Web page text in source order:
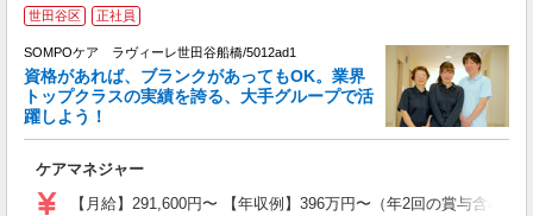
世田谷区 正社員
SOMPOケア ラヴィーレ世田谷船橋/5012ad1
資格があれば、ブランクがあってもOK。業界
トップクラスの実績を誇る、大手グループで活
躍しよう！
ケアマネジャー
【月給】291,600円〜 【年収例】396万円〜（年2回の賞与含